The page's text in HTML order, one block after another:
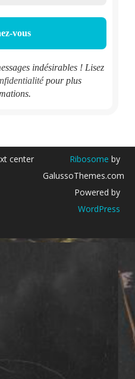
indésirables ! Lisez
pour plus
center Ribosome by
GalussoThemes.com
Powered by
WordPress